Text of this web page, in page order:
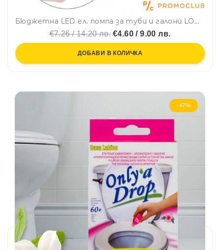
Бюджетна LED ел. помпа за туби и галони LOW BUDGET, презареждаема, с гумена приставка за туби 3-11 л., H2O
€7.26 / 14.20 лв.€4.60 / 9.00 лв.
ДОБАВИ В КОЛИЧКА
-47%